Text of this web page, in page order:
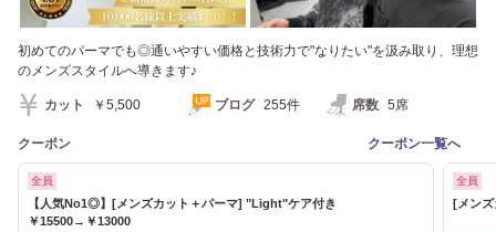
初めてのパーマでも◎通いやすい価格と技術力で"なりたい"を汲み取り、理想
のメンズスタイルへ導きます♪
カット ￥5,500 ブログ 255件 席数 5席
クーポン クーポン一覧へ
全員
【人気No1◎】[メンズカット＋パーマ] "Light"ケア付き
￥15500→￥13000
全員
[メン